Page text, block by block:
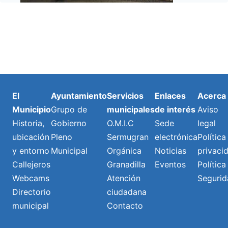
El
Municipio
Historia,
ubicación
y entorno
Callejeros
Webcams
Directorio
municipal
Ayuntamiento
Grupo de
Gobierno
Pleno
Municipal
Servicios
municipales
O.M.I.C
Sermugran
Orgánica
Granadilla
Atención
ciudadana
Contacto
Enlaces
de interés
Sede
electrónica
Noticias
Eventos
Acerca
Aviso
legal
Política
Política